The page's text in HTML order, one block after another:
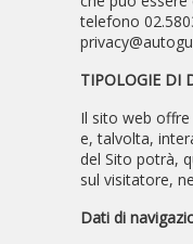
telefono
TIPOLOGIE DI
Il sito web
e, talvolta,
del Sito potrà,
sul visitatore,
Dati di